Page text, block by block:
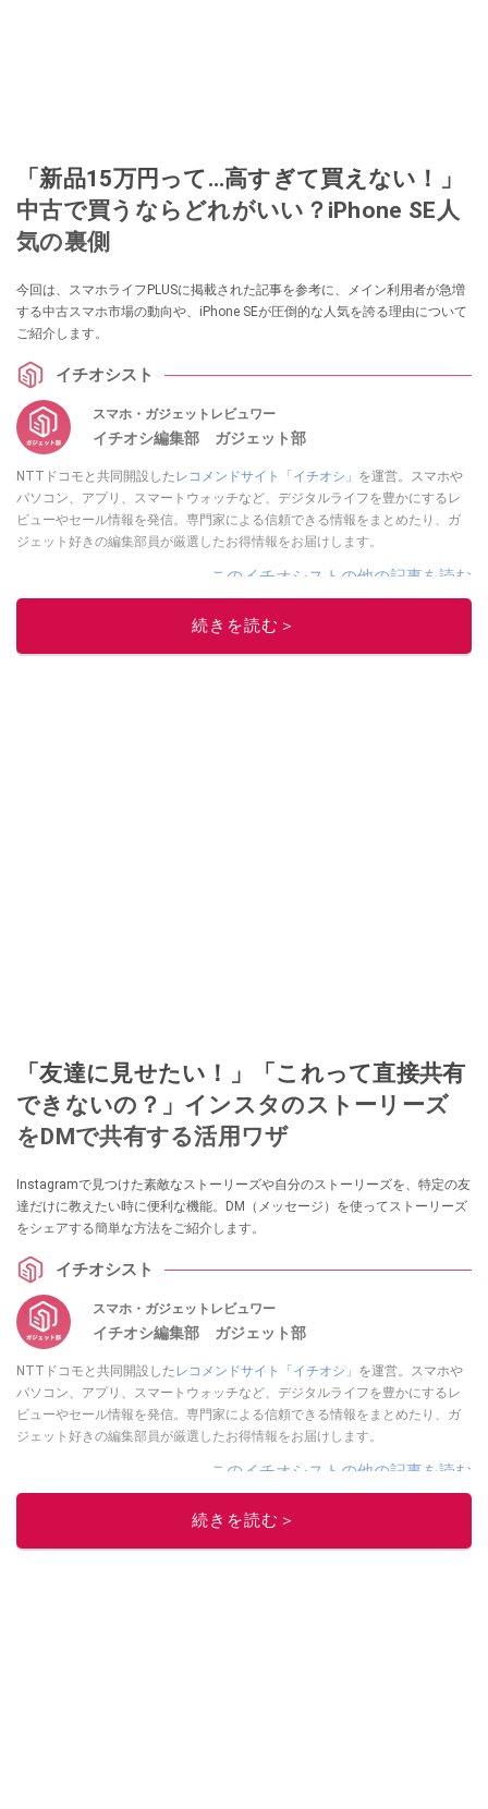
「新品15万円って…高すぎて買えない！」
中古で買うならどれがいい？iPhone SE人
気の裏側
今回は、スマホライフPLUSに掲載された記事を参考に、メイン利用者が急増
する中古スマホ市場の動向や、iPhone SEが圧倒的な人気を誇る理由について
ご紹介します。
イチオシスト
スマホ・ガジェットレビュワー
イチオシ編集部 ガジェット部
NTTドコモと共同開設した レコメンドサイト「イチオシ」 を運営。スマホや
パソコン、アプリ、スマートウォッチなど、デジタルライフを豊かにするレ
ビューやセール情報を発信。専門家による信頼できる情報をまとめたり、ガ
ジェット好きの編集部員が厳選したお得情報をお届けします。
このイチオシストの他の記事を読む
続きを読む＞
「友達に見せたい！」「これって直接共有
できないの？」インスタのストーリーズ
をDMで共有する活用ワザ
Instagramで見つけた素敵なストーリーズや自分のストーリーズを、特定の友
達だけに教えたい時に便利な機能。DM（メッセージ）を使ってストーリーズ
をシェアする簡単な方法をご紹介します。
イチオシスト
スマホ・ガジェットレビュワー
イチオシ編集部 ガジェット部
NTTドコモと共同開設した レコメンドサイト「イチオシ」 を運営。スマホや
パソコン、アプリ、スマートウォッチなど、デジタルライフを豊かにするレ
ビューやセール情報を発信。専門家による信頼できる情報をまとめたり、ガ
ジェット好きの編集部員が厳選したお得情報をお届けします。
このイチオシストの他の記事を読む
続きを読む＞